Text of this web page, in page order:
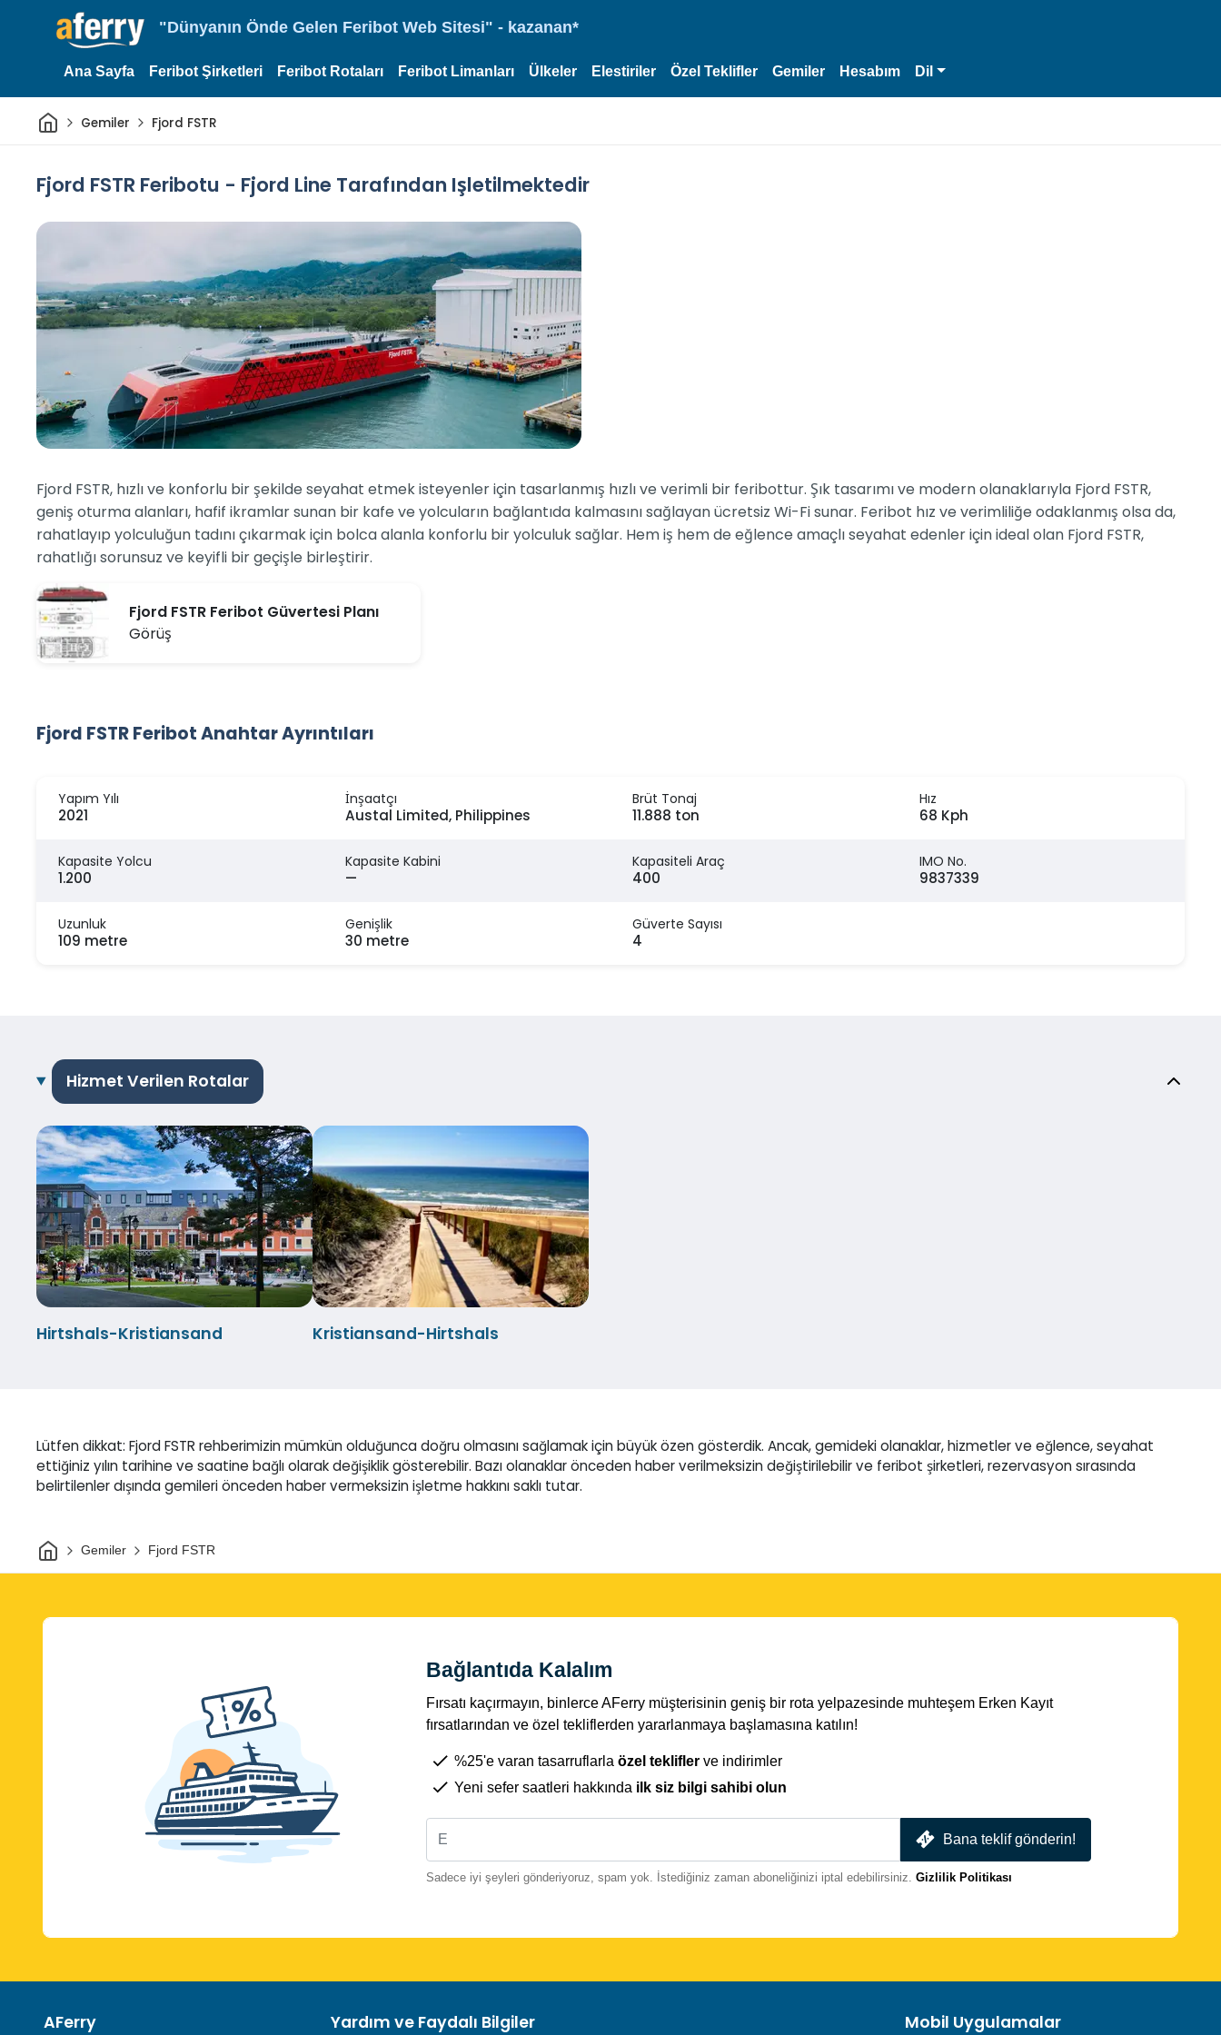
"Dünyanın Önde Gelen Feribot Web Sitesi" - kazanan*
Ana Sayfa Feribot Şirketleri Feribot Rotaları Feribot Limanları Ülkeler Elestiriler Özel Teklifler Gemiler Hesabım Dil
Ev Gemiler Fjord FSTR
Fjord FSTR Feribotu - Fjord Line Tarafından Işletilmektedir
Fjord FSTR, hızlı ve konforlu bir şekilde seyahat etmek isteyenler için tasarlanmış hızlı ve verimli bir feribottur. Şık tasarımı ve modern olanaklarıyla Fjord FSTR,
geniş oturma alanları, hafif ikramlar sunan bir kafe ve yolcuların bağlantıda kalmasını sağlayan ücretsiz Wi-Fi sunar. Feribot hız ve verimliliğe odaklanmış olsa da,
rahatlayıp yolculuğun tadını çıkarmak için bolca alanla konforlu bir yolculuk sağlar. Hem iş hem de eğlence amaçlı seyahat edenler için ideal olan Fjord FSTR,
rahatlığı sorunsuz ve keyifli bir geçişle birleştirir.
Fjord FSTR Feribot Güvertesi Planı
Görüş
Fjord FSTR Feribot Anahtar Ayrıntıları
Yapım Yılı
2021
İnşaatçı
Austal Limited, Philippines
Brüt Tonaj
11.888 ton
Hız
68 Kph
Kapasite Yolcu
1.200
Kapasite Kabini
—
Kapasiteli Araç
400
IMO No.
9837339
Uzunluk
109 metre
Genişlik
30 metre
Güverte Sayısı
4
Hizmet Verilen Rotalar
Hirtshals-Kristiansand Kristiansand-Hirtshals
Lütfen dikkat: Fjord FSTR rehberimizin mümkün olduğunca doğru olmasını sağlamak için büyük özen gösterdik. Ancak, gemideki olanaklar, hizmetler ve eğlence, seyahat
ettiğiniz yılın tarihine ve saatine bağlı olarak değişiklik gösterebilir. Bazı olanaklar önceden haber verilmeksizin değiştirilebilir ve feribot şirketleri, rezervasyon sırasında
belirtilenler dışında gemileri önceden haber vermeksizin işletme hakkını saklı tutar.
Ev Gemiler Fjord FSTR
Bağlantıda Kalalım
Fırsatı kaçırmayın, binlerce AFerry müşterisinin geniş bir rota yelpazesinde muhteşem Erken Kayıt
fırsatlarından ve özel tekliflerden yararlanmaya başlamasına katılın!
%25'e varan tasarruflarla özel teklifler ve indirimler
Yeni sefer saatleri hakkında ilk siz bilgi sahibi olun
Bana teklif gönderin!
Sadece iyi şeyleri gönderiyoruz, spam yok. İstediğiniz zaman aboneliğinizi iptal edebilirsiniz. Gizlilik Politikası
AFerry Yardım ve Faydalı Bilgiler Mobil Uygulamalar